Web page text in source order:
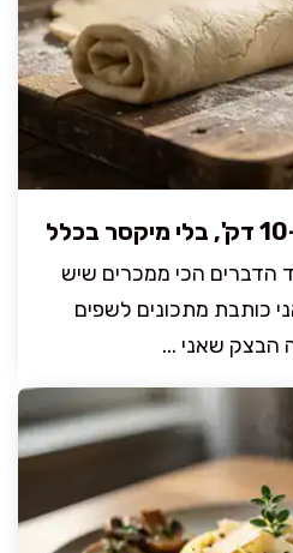
הדברים הכי ממכרים שיש
כותבת מתכונים לשפים
הבצק שאני ...